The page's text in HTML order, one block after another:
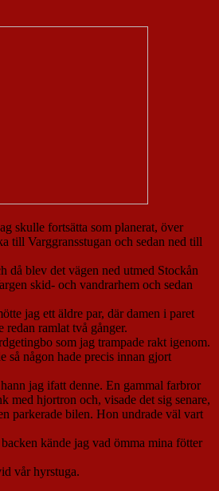
skulle fortsätta som planerat, över
till Varggransstugan och sedan ned till
då blev det vägen ned utmed Stockån
skid- och vandrarhem och sedan
jag ett äldre par, där damen i paret
redan ramlat två gånger.
som jag trampade rakt igenom.
så någon hade precis innan gjort
jag ifatt denne. En gammal farbror
med hjortron och, visade det sig senare,
parkerade bilen. Hon undrade väl vart
kände jag vad ömma mina fötter
vår hyrstuga.